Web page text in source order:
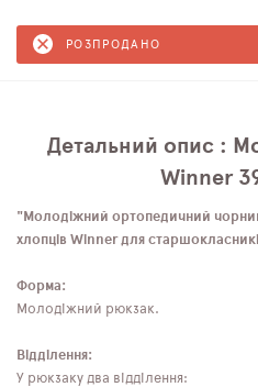
РОЗПРОДАНО
Детальний опис :
Winner
"Молодіжний ортопедичний
хлопців Winner для
Форма:
Молодіжний рюкзак.
Відділення:
У рюкзаку два відділення: